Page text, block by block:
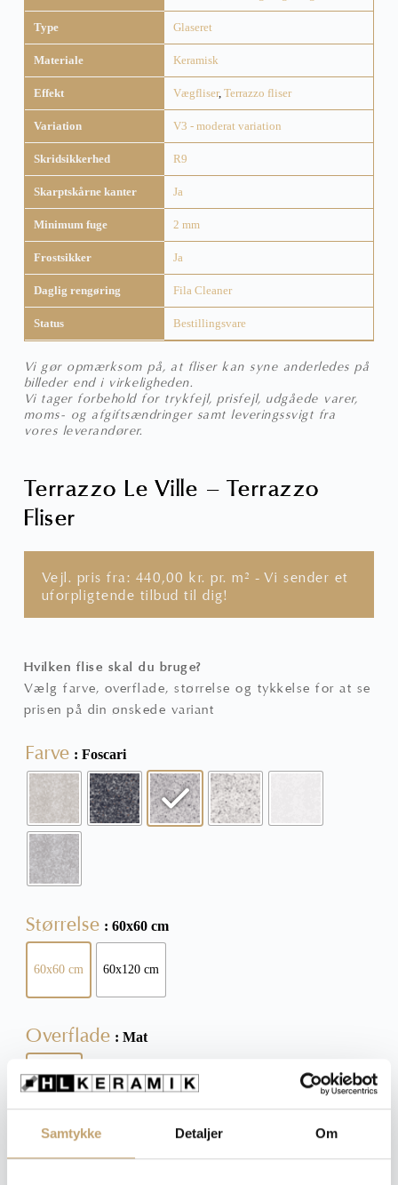
Samtykke Detaljer Om
Type Glaseret
Materiale Keramisk
Effekt Vægfliser, Terrazzo fliser
Variation V3 - moderat variation
Skridsikkerhed R9
Skarptskårne kanter Ja
Minimum fuge 2 mm
Frostsikker Ja
Daglig rengøring Fila Cleaner
Status Bestillingsvare
Vi gør opmærksom på, at fliser kan syne anderledes på
billeder end i virkeligheden.
Vi tager forbehold for trykfejl, prisfejl, udgåede varer,
moms- og afgiftsændringer samt leveringssvigt fra
vores leverandører.
Terrazzo Le Ville – Terrazzo
Fliser
Vejl. pris fra: 440,00kr. pr. m² - Vi sender et
uforpligtende tilbud til dig!
Hvilken flise skal du bruge?
Vælg farve, overflade, størrelse og tykkelse for at se
prisen på din ønskede variant
Farve : Foscari
Størrelse : 60x60 cm
60x60 cm 60x120 cm
Overflade : Mat
Mat
Tykkelse